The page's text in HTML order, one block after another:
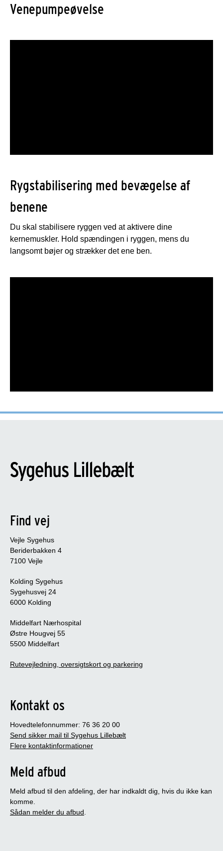
Venepumpeøvelse
Rygstabilisering med bevægelse af
benene
Du skal stabilisere ryggen ved at aktivere dine
kernemuskler. Hold spændingen i ryggen, mens du
langsomt bøjer og strækker det ene ben.
Find vej
Vejle Sygehus
Beriderbakken 4
7100 Vejle
Kolding Sygehus
Sygehusvej 24
6000 Kolding
Middelfart Nærhospital
Østre Hougvej 55
5500 Middelfart
Rutevejledning, oversigtskort og parkering
Kontakt os
Hovedtelefonnummer: 76 36 20 00
Send sikker mail til Sygehus Lillebælt
Flere kontaktinformationer
Meld afbud
Meld afbud til den afdeling, der har indkaldt dig, hvis du ikke kan
komme.
Sådan melder du afbud